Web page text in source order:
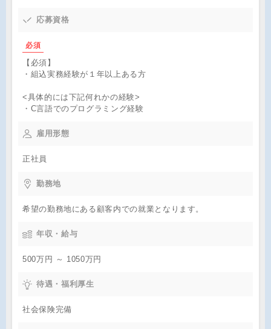
応募資格
必須
【必須】
・組込実務経験が１年以上ある方
<具体的には下記何れかの経験>
・C言語でのプログラミング経験
雇用形態
正社員
勤務地
希望の勤務地にある顧客内での就業となります。
年収・給与
500万円 ～ 1050万円
待遇・福利厚生
社会保険完備